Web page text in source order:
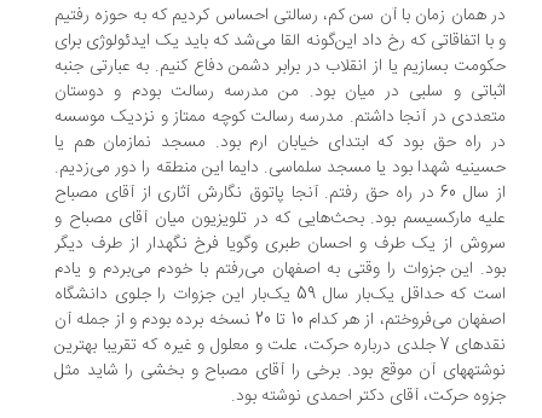
همان زمان با آن سن کم، رسالتی احساس کردیم که به حوزه رفتیم
اتفاقاتی که رخ داد این‌گونه القا می‌شد که باید یک ایدئولوژی برای
بسازیم یا از انقلاب در برابر دشمن دفاع کنیم. به عبارتی جنبه
و سلبی در میان بود. من مدرسه رسالت بودم و دوستان
در آنجا داشتم. مدرسه رسالت کوچه ممتاز و نزدیک موسسه
راه حق بود که ابتدای خیابان ارم بود. مسجد نمازمان هم یا
شهدا بود یا مسجد سلماسی. دایما این منطقه را دور می‌زدیم.
از سال 60 در راه حق رفتم. آنجا پاتوق نگارش آثاری از آقای مصباح
مارکسیسم بود. بحث‌هایی که در تلویزیون میان آقای مصباح و
از یک طرف و احسان طبری وگویا فرخ نگهدار از طرف دیگر
این جزوات را وقتی به اصفهان می‌رفتم با خودم می‌بردم و یادم
است که حداقل یک‌بار سال 59 یک‌بار این جزوات را جلوی دانشگاه
اصفهان می‌فروختم، از هر کدام 10 تا 20 نسخه برده بودم و از جمله آن
نقدهای 7 جلدی درباره حرکت، علت و معلول و غیره که تقریبا بهترین
نوشته‎های آن موقع بود. برخی را آقای مصباح و بخشی را شاید مثل
حرکت، آقای دکتر احمدی نوشته بود.